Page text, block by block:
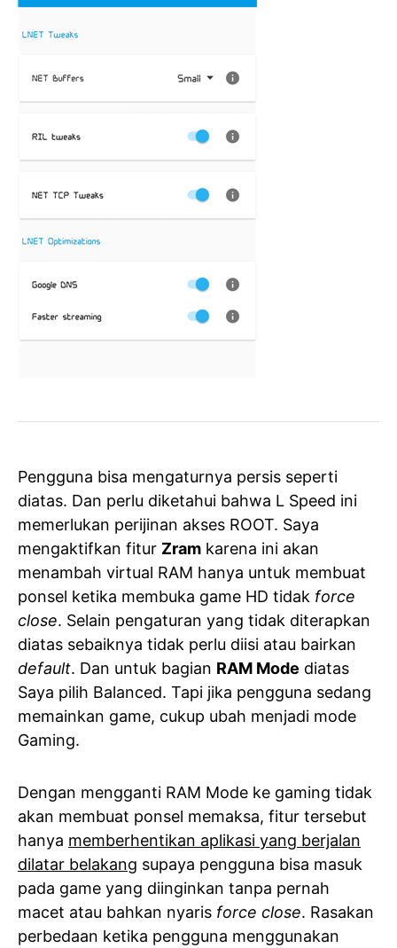
Pengguna bisa mengaturnya persis seperti
diatas. Dan perlu diketahui bahwa L Speed ini
memerlukan perijinan akses ROOT. Saya
mengaktifkan fitur Zram karena ini akan
menambah virtual RAM hanya untuk membuat
ponsel ketika membuka game HD tidak force
close. Selain pengaturan yang tidak diterapkan
diatas sebaiknya tidak perlu diisi atau bairkan
default. Dan untuk bagian RAM Mode diatas
Saya pilih Balanced. Tapi jika pengguna sedang
memainkan game, cukup ubah menjadi mode
Gaming.
Dengan mengganti RAM Mode ke gaming tidak
akan membuat ponsel memaksa, fitur tersebut
hanya memberhentikan aplikasi yang berjalan
dilatar belakang supaya pengguna bisa masuk
pada game yang diinginkan tanpa pernah
macet atau bahkan nyaris force close. Rasakan
perbedaan ketika pengguna menggunakan